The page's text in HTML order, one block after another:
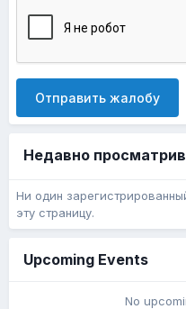
Отправить жалобу
Недавно
Ни один
эту страницу.
Upcoming Events
No